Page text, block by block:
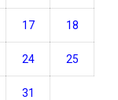
17 18
24 25
31